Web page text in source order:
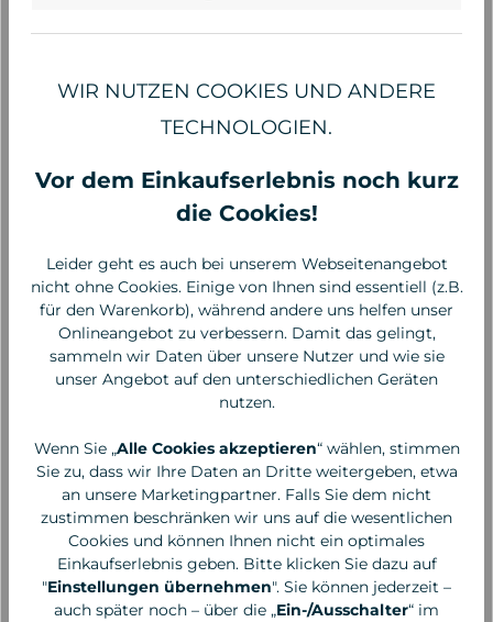
BELLADONNA
Hamam Badetuch Bird
Eye special grün-
BELLADONNA
Hamam Badetuch Bird
Eye special rot petrol
WIR NUTZEN COOKIES UND ANDERE
TECHNOLOGIEN.
Vor dem Einkaufserlebnis noch kurz
die Cookies!
Leider geht es auch bei unserem Webseitenangebot
nicht ohne Cookies. Einige von Ihnen sind essentiell (z.B.
für den Warenkorb), während andere uns helfen unser
Onlineangebot zu verbessern. Damit das gelingt,
sammeln wir Daten über unsere Nutzer und wie sie
unser Angebot auf den unterschiedlichen Geräten
nutzen.
Wenn Sie „Alle Cookies akzeptieren“ wählen, stimmen
Sie zu, dass wir Ihre Daten an Dritte weitergeben, etwa
an unsere Marketingpartner. Falls Sie dem nicht
zustimmen beschränken wir uns auf die wesentlichen
Cookies und können Ihnen nicht ein optimales
Einkaufserlebnis geben. Bitte klicken Sie dazu auf
"Einstellungen übernehmen". Sie können jederzeit –
auch später noch – über die „Ein-/Ausschalter“ im